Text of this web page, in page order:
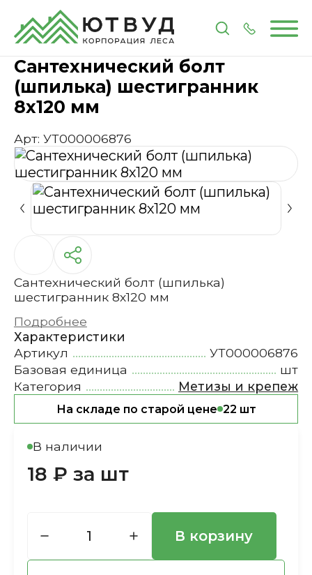
ГлавнаяКаталогМетизы и крепеж
Сантехнический болт
(шпилька) шестигранник
8х120 мм
Арт: УТ000006876
Сантехнический болт (шпилька)
шестигранник 8х120 мм
Подробнее
Характеристики
Артикул
УТ000006876
Базовая единица
шт
Категория
Метизы и крепеж
На складе по старой цене 22 шт
В наличии
18 ₽ за шт
В корзину